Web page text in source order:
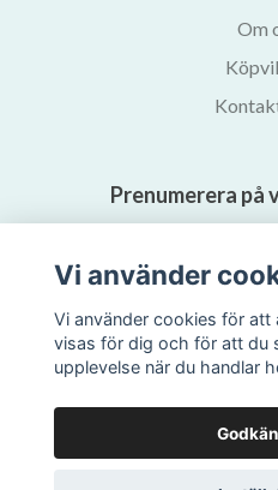
Om
Prenumerera
Vi använder
Vi använder cookies för att
visas för dig och för att du
upplevelse när du handlar